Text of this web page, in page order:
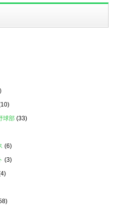
球部 (33)
(6)
(3)